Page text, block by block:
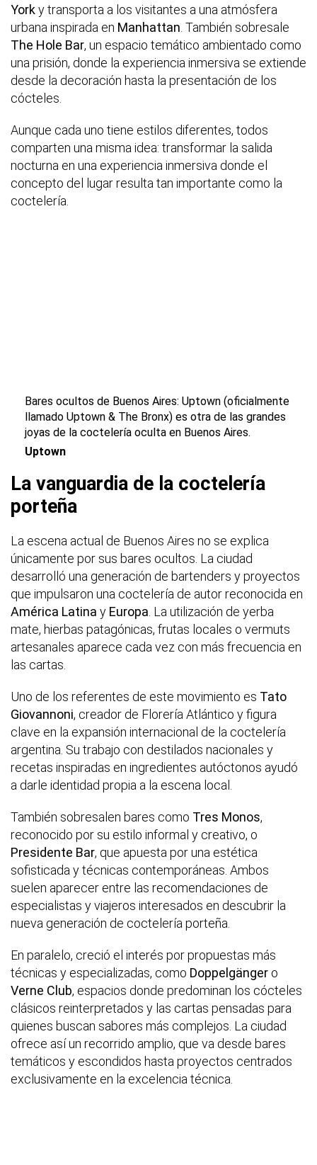
Yorky transporta a los visitantes a una atmósfera
urbana inspirada en Manhattan . También sobresale
The Hole Bar, un espacio temático ambientado como
una prisión, donde la experiencia inmersiva se extiende
desde la decoración hasta la presentación de los
cócteles.
Aunque cada uno tiene estilos diferentes, todos
comparten una misma idea: transformar la salida
nocturna en una experiencia inmersiva donde el
concepto del lugar resulta tan importante como la
coctelería.
Bares ocultos de Buenos Aires: Uptown (oficialmente
llamado Uptown & The Bronx) es otra de las grandes
joyas de la coctelería oculta en Buenos Aires.
Uptown
La vanguardia de la coctelería
porteña
La escena actual de Buenos Aires no se explica
únicamente por sus bares ocultos. La ciudad
desarrolló una generación de bartenders y proyectos
que impulsaron una coctelería de autor reconocida en
América Latina y Europa . La utilización de yerba
mate, hierbas patagónicas, frutas locales o vermuts
artesanales aparece cada vez con más frecuencia en
las cartas.
Uno de los referentes de este movimiento es Tato
Giovannoni, creador de Florería Atlántico y figura
clave en la expansión internacional de la coctelería
argentina. Su trabajo con destilados nacionales y
recetas inspiradas en ingredientes autóctonos ayudó
a darle identidad propia a la escena local.
También sobresalen bares como Tres Monos,
reconocido por su estilo informal y creativo, o
Presidente Bar, que apuesta por una estética
sofisticada y técnicas contemporáneas. Ambos
suelen aparecer entre las recomendaciones de
especialistas y viajeros interesados en descubrir la
nueva generación de coctelería porteña.
En paralelo, creció el interés por propuestas más
técnicas y especializadas, como Doppelgänger o
Verne Club, espacios donde predominan los cócteles
clásicos reinterpretados y las cartas pensadas para
quienes buscan sabores más complejos. La ciudad
ofrece así un recorrido amplio, que va desde bares
temáticos y escondidos hasta proyectos centrados
exclusivamente en la excelencia técnica.